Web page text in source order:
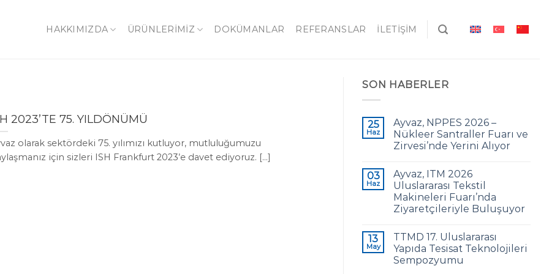
HAKKIMIZDA ÜRÜNLERİMİZ DOKÜMANLAR REFERANSLAR İLETIŞIM
2023’TE 75. YILDÖNÜMÜ
olarak sektördeki 75. yılımızı kutluyor, mutluluğumuzu
için sizleri ISH Frankfurt 2023’e davet ediyoruz. [...]
SON HABERLER
25
Haz
Ayvaz, NPPES 2026 –
Nükleer Santraller Fuarı ve
Zirvesi’nde Yerini Alıyor
03
Haz
Ayvaz, ITM 2026
Uluslararası Tekstil
Makineleri Fuarı’nda
Ziyaretçileriyle Buluşuyor
13
May
TTMD 17. Uluslararası
Yapıda Tesisat Teknolojileri
Sempozyumu